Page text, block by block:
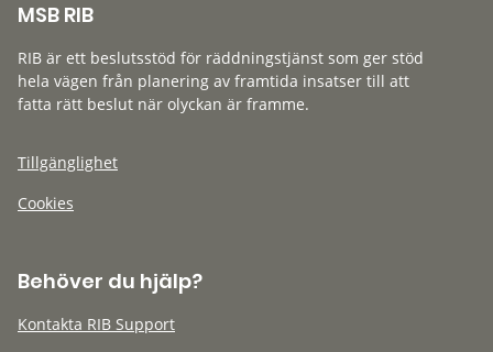
MSB RIB
RIB är ett beslutsstöd för räddningstjänst som ger stöd
hela vägen från planering av framtida insatser till att
fatta rätt beslut när olyckan är framme.
Tillgänglighet
Cookies
Behöver du hjälp?
Kontakta RIB Support